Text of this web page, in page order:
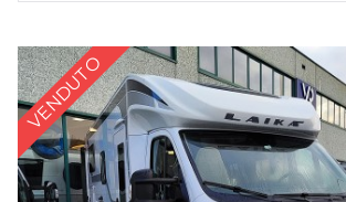
VENDUTO